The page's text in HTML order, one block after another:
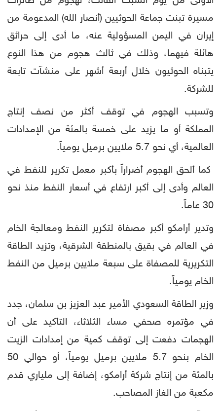
مسيرة تبنت جماعة الحوثيين (أنصار الله) المدعومة من
إيران في اليمن المسؤولية عنه، ما أدى إلى حرائق
هائلة فيهما، وذلك في ثالث هجوم من هذا النوع
يتبناه الحوثيون خلال أربعة أشهر على منشآت تابعة
للشركة.
وتسبب الهجوم في توقف أكثر من نصف إنتاج
المملكة أو ما يزيد على خمسة بالمئة من الإمدادات
العالمية، أي نحو 5.7 ملايين برميل يومياً.
كما ألحق الهجوم أضراراً بأكبر معمل تكرير للنفط في
العالم وأدى إلى أكبر ارتفاع في أسعار النفط منذ نحو
30 عاماً.
وتدير أرامكو أكبر مصفاة لتكرير النفط ومعالجة الخام
في العالم في بقيق بالمنطقة الشرقية، وتزيد الطاقة
التكريرية للمصفاة على سبعة ملايين برميل من النفط
الخام يومياً.
وزير الطاقة السعودي الأمير عبد العزيز بن سلمان، جدد
في مؤتمره صحفي مساء الثلاثاء، التأكيد على أن
الهجمات دفعت إلى توقف كمية من إمدادات الزيت
الخام بنحو 5.7 ملايين برميل يومياً، أو حوالي 50
بالمئة من إنتاج شركة أرامكو، إضافة إلى ملياري قدم
مكعبة من الغاز المصاحب.